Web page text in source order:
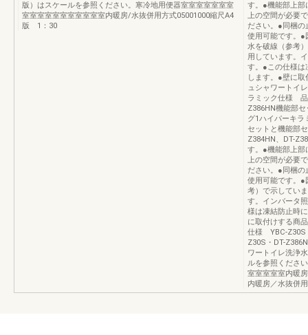
版）はスケールを参照ください。寒冷地用便器室室室室室室室
室室室室室室室室室室室内暖房/水抜併用方式05001000縮尺A4
版 1：30
す。●機能部上部
上の空間が必要
ださい。●同梱の
使用可能です。●
水を破線（参考
用しています。
す。●この仕様は
します。●壁に
ュシャワートイ
ラミック仕様
Z386HN機能部セ
グ1ハイパーキラ
セットと機能部
Z384HN、DT-
す。●機能部上部
上の空間が必要
ださい。●同梱の
使用可能です。●
考）で示してい
す。インバータ
様は凍結防止時
に取付けする商
仕様 YBC-Z30S
Z30S・DT-
ワートイレ洗浄
ルを参照くださ
室室室室室内暖
内暖房／水抜併